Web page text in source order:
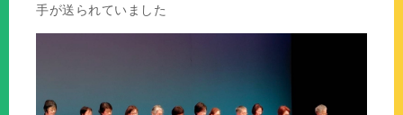
手が送られていました